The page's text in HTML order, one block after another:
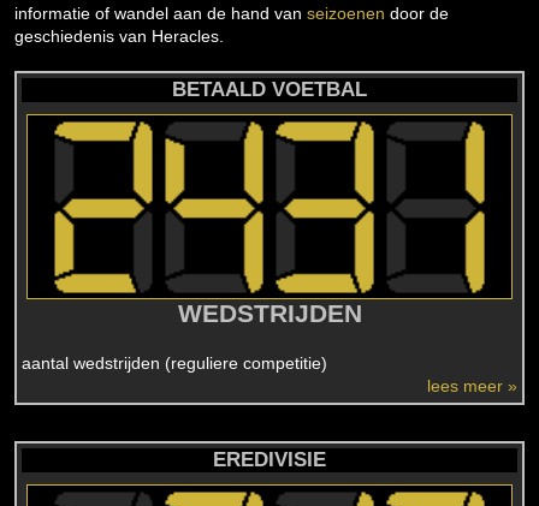
informatie of wandel aan de hand van seizoenen door de
geschiedenis van Heracles.
BETAALD VOETBAL
WEDSTRIJDEN
aantal wedstrijden (reguliere competitie)
lees meer »
EREDIVISIE